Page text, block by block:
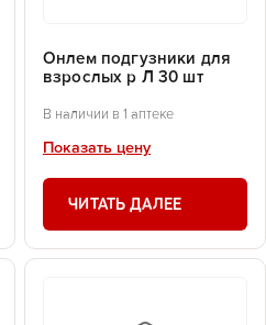
Онлем подгузники для
взрослых р Л 30 шт
В наличии в 1 аптеке
Показать цену
ЧИТАТЬ ДАЛЕЕ